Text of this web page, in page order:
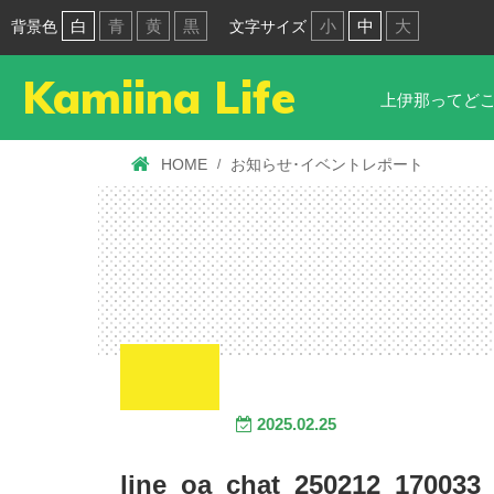
背景色 白 青 黄 黒 文字サイズ 小 中 大
Kamiina Life 上伊那ってど
HOME お知らせ･イベントレポート
2025.02.25
line_oa_chat_250212_170033